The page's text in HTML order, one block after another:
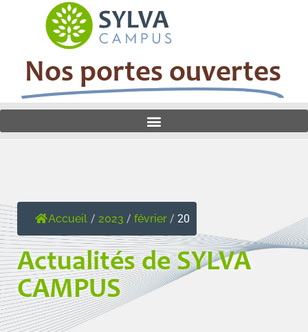
Nos portes ouvertes
Accueil / 2023 / février / 20
Actualités de SYLVA
CAMPUS